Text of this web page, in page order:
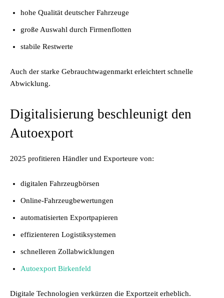
hohe Qualität deutscher Fahrzeuge
große Auswahl durch Firmenflotten
stabile Restwerte
Auch der starke Gebrauchtwagenmarkt erleichtert schnelle
Abwicklung.
Digitalisierung beschleunigt den
Autoexport
2025 profitieren Händler und Exporteure von:
digitalen Fahrzeugbörsen
Online-Fahrzeugbewertungen
automatisierten Exportpapieren
effizienteren Logistiksystemen
schnelleren Zollabwicklungen
Autoexport Birkenfeld
Digitale Technologien verkürzen die Exportzeit erheblich.